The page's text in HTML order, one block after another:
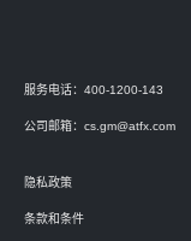
服务电话：400-1200-143
公司邮箱： cs.gm@atfx.com
隐私政策
条款和条件